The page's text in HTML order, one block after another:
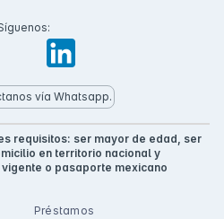
vía Whatsapp.
requisitos: ser mayor de edad, ser
en territorio nacional y
o pasaporte mexicano
Préstamos